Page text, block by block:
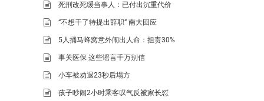
死刑改死缓当事人：已付出沉重代价
“不想干了特提出辞职” 南大回应
5人捅马蜂窝意外闹出人命：担责30%
事关医保 这些谣言千万别信
小车被劝退23秒后塌方
孩子吵闹2小时乘客叹气反被家长怼